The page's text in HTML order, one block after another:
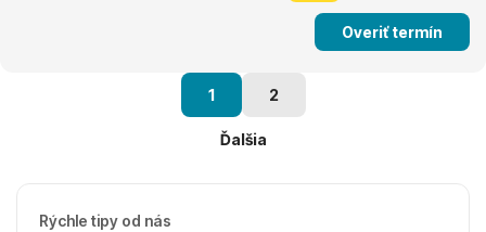
Overiť termín
1 2
Ďalšia
Rýchle tipy od nás